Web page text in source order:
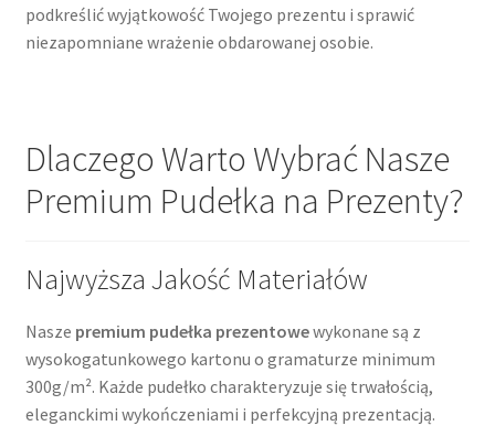
podkreślić wyjątkowość Twojego prezentu i sprawić
niezapomniane wrażenie obdarowanej osobie.
Dlaczego Warto Wybrać Nasze
Premium Pudełka na Prezenty?
Najwyższa Jakość Materiałów
Nasze premium pudełka prezentowewykonane są z
wysokogatunkowego kartonu o gramaturze minimum
300g/m². Każde pudełko charakteryzuje się trwałością,
eleganckimi wykończeniami i perfekcyjną prezentacją.